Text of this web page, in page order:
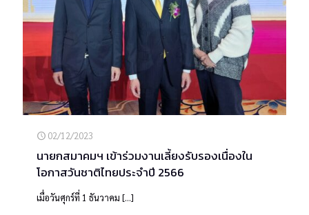
02/12/2023
นายกสมาคมฯ เข้าร่วมงานเลี้ยงรับรองเนื่องใน
โอกาสวันชาติไทยประจำปี 2566
เมื่อวันศุกร์ที่ 1 ธันวาคม […]